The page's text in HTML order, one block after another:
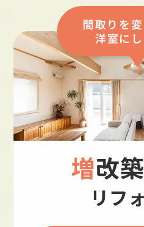
間取りを
洋室にし
増改
リフ